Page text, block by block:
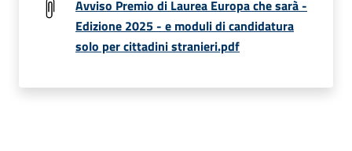
Avviso Premio di Laurea Europa che sarà -
Edizione 2025 - e moduli di candidatura
solo per cittadini stranieri.pdf